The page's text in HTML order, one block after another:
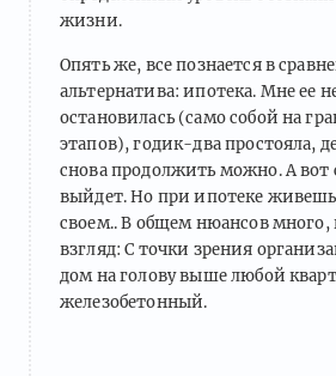
жизни.
Опять же, все познается в
альтернатива: ипотека. Мне ее
остановилась (само собой на
этапов), годик-два простояла,
снова продолжить можно. А вот
выйдет. Но при ипотеке
своем.. В общем нюансов
взгляд: С точки зрения
дом на голову выше любой
железобетонный.